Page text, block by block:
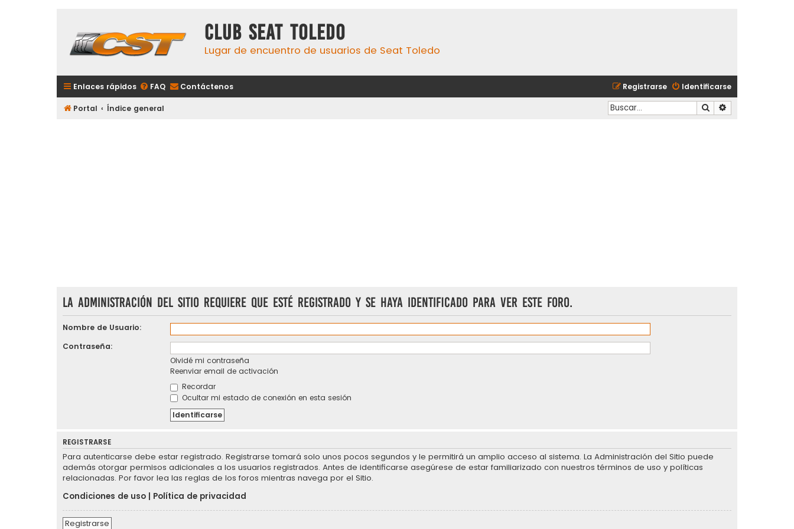
Club Seat Toledo
Lugar de encuentro de usuarios de Seat Toledo
Enlaces rápidos FAQ Contáctenos Identificarse
Registrarse
Portal Índice general Buscar
La Administración del Sitio requiere que esté registrado y se haya identificado para ver este foro.
Nombre de Usuario:
Contraseña:
Olvidé mi contraseña
Reenviar email de activación
Recordar
Ocultar mi estado de conexión en esta sesión
REGISTRARSE
Para autenticarse debe estar registrado. Registrarse tomará solo unos pocos segundos y le permitirá un amplio acceso al sistema. La Administración del Sitio puede
además otorgar permisos adicionales a los usuarios registrados. Antes de identificarse asegúrese de estar familiarizado con nuestros términos de uso y políticas
relacionadas. Por favor lea las reglas de los foros mientras navega por el Sitio.
Condiciones de uso
Política de privacidad
Registrarse